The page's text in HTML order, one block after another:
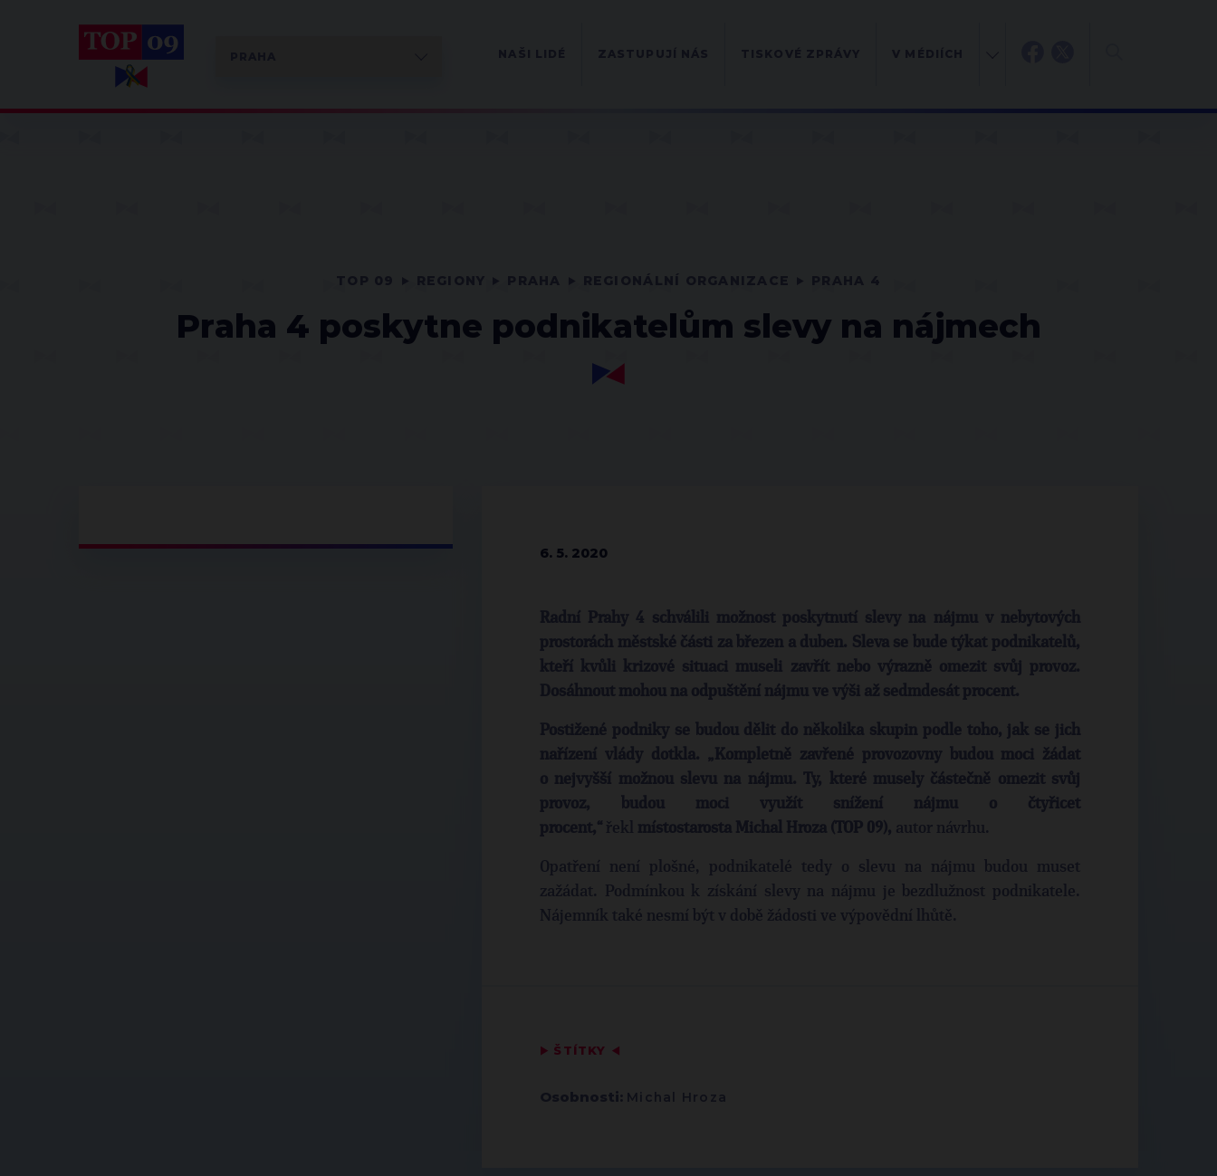
Praha 4 poskytne podnikatelům slevy na nájmech
6. 5. 2020
Radní Prahy 4 schválili možnost poskytnutí slevy na nájmu v nebytových
prostorách městské části za březen a duben. Sleva se bude týkat podnikatelů,
kteří kvůli krizové situaci museli zavřít nebo výrazně omezit svůj provoz.
Dosáhnout mohou na odpuštění nájmu ve výši až sedmdesát procent.
Postižené podniky se budou dělit do několika skupin podle toho, jak se jich
nařízení vlády dotkla. „Kompletně zavřené provozovny budou moci žádat
o nejvyšší možnou slevu na nájmu. Ty, které musely částečně omezit svůj
provoz, budou moci využít snížení nájmu o čtyřicet
procent,“ řekl místostarosta Michal Hroza (TOP 09), autor návrhu.
Opatření není plošné, podnikatelé tedy o slevu na nájmu budou muset
zažádat. Podmínkou k získání slevy na nájmu je bezdlužnost podnikatele.
Nájemník také nesmí být v době žádosti ve výpovědní lhůtě.
▶ ŠTÍTKY ◀
Osobnosti: Michal Hroza